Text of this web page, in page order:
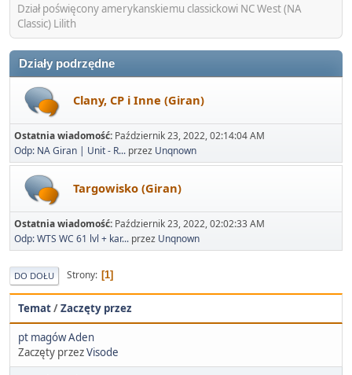
Dział poświęcony amerykanskiemu classickowi NC West (NA
Classic) Lilith
Działy podrzędne
Clany, CP i Inne (Giran)
Ostatnia wiadomość: Październik 23, 2022, 02:14:04 AM
Odp: NA Giran | Unit - R... przez Unqnown
Targowisko (Giran)
Ostatnia wiadomość: Październik 23, 2022, 02:02:33 AM
Odp: WTS WC 61 lvl + kar... przez Unqnown
DO DOŁU Strony 1
Temat/Zaczęty przez
pt magów Aden
Zaczęty przezVisode